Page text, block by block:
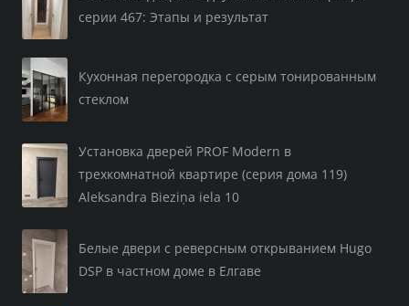
серии 467: Этапы и результат
Кухонная перегородка с серым тонированным
стеклом
Установка дверей PROF Modern в
трехкомнатной квартире (серия дома 119)
Aleksandra Bieziņa iela 10
Белые двери с реверсным открыванием Hugo
DSP в частном доме в Елгаве